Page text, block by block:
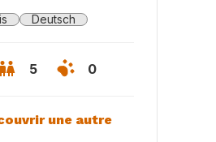
Deutsch
5 0
une autre